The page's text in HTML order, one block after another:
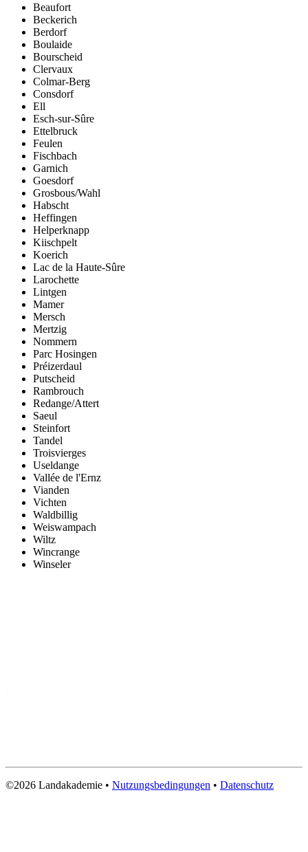
Beaufort
Beckerich
Berdorf
Boulaide
Bourscheid
Clervaux
Colmar-Berg
Consdorf
Ell
Esch-sur-Sûre
Ettelbruck
Feulen
Fischbach
Garnich
Goesdorf
Grosbous/Wahl
Habscht
Heffingen
Helperknapp
Kiischpelt
Koerich
Lac de la Haute-Sûre
Larochette
Lintgen
Mamer
Mersch
Mertzig
Nommern
Parc Hosingen
Préizerdaul
Putscheid
Rambrouch
Redange/Attert
Saeul
Steinfort
Tandel
Troisvierges
Useldange
Vallée de l'Ernz
Vianden
Vichten
Waldbillig
Weiswampach
Wiltz
Wincrange
Winseler
©2026 Landakademie • Nutzungsbedingungen • Datenschutz